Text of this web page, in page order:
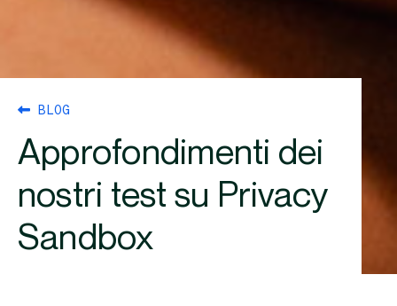
BLOG
Approfondimenti dei
nostri test su Privacy
Sandbox